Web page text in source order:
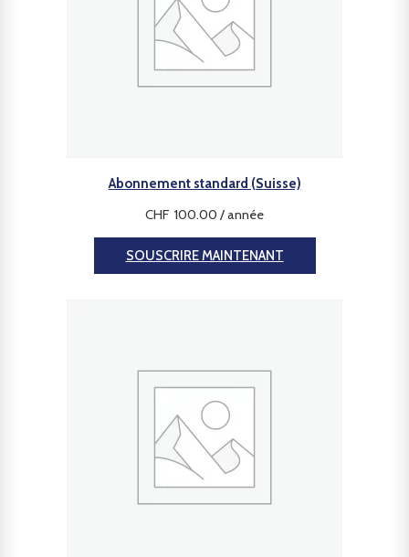
Abonnement standard (Suisse)
CHF 100.00 / année
SOUSCRIRE MAINTENANT